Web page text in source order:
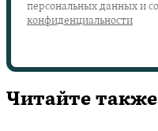
персональных данных и
конфиденциальности
Читайте также